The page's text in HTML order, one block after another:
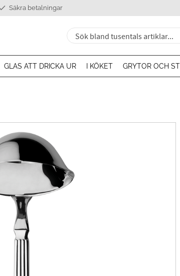
Säkra betalningar
GLAS ATT DRICKA UR I KÖKET GRYTOR OCH